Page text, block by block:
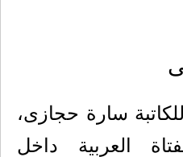
سارة حجازى،
العربية داخل